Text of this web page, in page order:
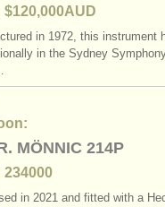
$120,000AUD
in 1972, this instrument
in the Sydney
MÖNNIC 214P
234000
in 2021 and fitted with a